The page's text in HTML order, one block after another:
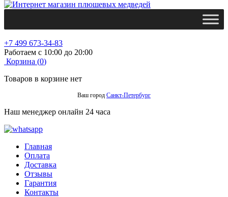
+7 499 673-34-83
Работаем с 10:00 до 20:00
Корзина (0)
Товаров в корзине нет
Ваш город Санкт-Петербург
Наш менеджер онлайн 24 часа
Главная
Оплата
Доставка
Отзывы
Гарантия
Контакты